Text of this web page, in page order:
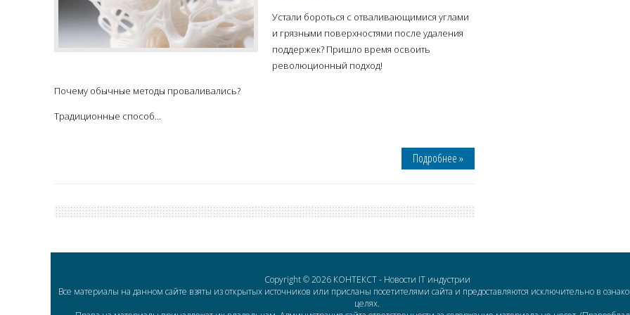
Устали бороться с отваливающимися углами
и грязными поверхностями после удаления
поддержек? Пришло время освоить
революционный подход!
Почему обычные методы проваливались?
Традиционные способ...
Подробнее »
Copyright © 2026 КОНТЕКСТ- Новости IT индустрии
Все материалы на данном сайте взяты из открытых источников или присланы посетителями сайта и предоставляются исключительно в
целях.